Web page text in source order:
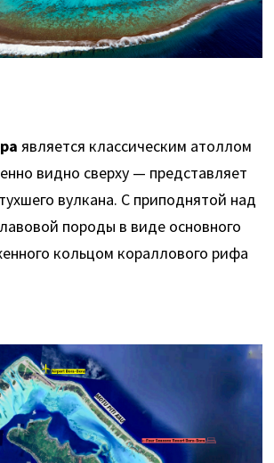
является классическим атоллом
видно сверху — представляет
вулкана. С приподнятой над
породы в виде основного
кольцом кораллового рифа